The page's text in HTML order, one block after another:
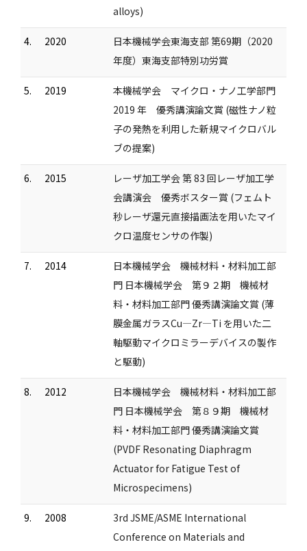
alloys)
4. 2020
日本機械学会東海支部 第69期（2020
年度）東海支部特別功労賞
5. 2019
本機械学会 マイクロ・ナノ工学部門
2019 年 優秀講演論文賞 (磁性ナノ粒
子の発熱を利用した新規マイクロバル
ブの提案)
6. 2015
レーザ加工学会 第 83 回レーザ加工学
会講演会 優秀ボスター賞 (フェムト
秒レーザ還元直接描画法を用いたマイ
クロ温度センサの作製)
7. 2014
日本機械学会 機械材料・材料加工部
門 日本機械学会 第９２期 機械材
料・材料加工部門 優秀講演論文賞 (薄
膜金属ガラスCu―Zr―Ti を用いた二
軸駆動マイクロミラーデバイスの製作
と駆動)
8. 2012
日本機械学会 機械材料・材料加工部
門 日本機械学会 第８９期 機械材
料・材料加工部門 優秀講演論文賞
(PVDF Resonating Diaphragm
Actuator for Fatigue Test of
Microspecimens)
9. 2008
3rd JSME/ASME International
Conference on Materials and